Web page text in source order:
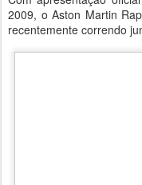
2009, o Aston Martin
recentemente correndo